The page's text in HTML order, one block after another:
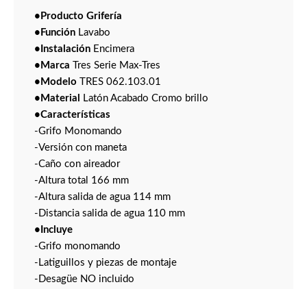
•Producto Grifería
•Función Lavabo
•Instalación Encimera
•Marca Tres Serie Max-Tres
•Modelo TRES 062.103.01
•Material
Latón Acabado Cromo brillo
•Características
-Grifo Monomando
-Versión con maneta
-Caño con aireador
-Altura total 166 mm
-Altura salida de agua 114 mm
-Distancia salida de agua 110 mm
•Incluye
-Grifo monomando
-Latiguillos y piezas de montaje
-Desagüe NO incluido